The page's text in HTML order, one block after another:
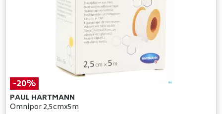
-20%
PAUL HARTMANN
Omnipor 2,5cmx5m